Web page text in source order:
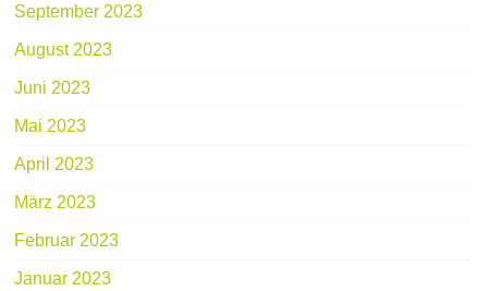
September 2023
August 2023
Juni 2023
Mai 2023
April 2023
März 2023
Februar 2023
Januar 2023